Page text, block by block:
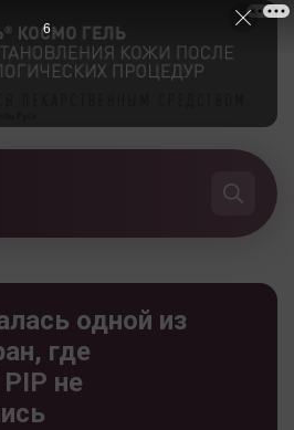
одной из
где
не
5